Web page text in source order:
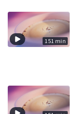
151 min